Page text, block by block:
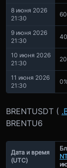
8 июня 2026
21:30
9 июня 2026
21:30
10 июня 2026
21:30
11 июня 2026
21:30
BRENTUSDT (
BRENTU6
Дата и время
(UTC)